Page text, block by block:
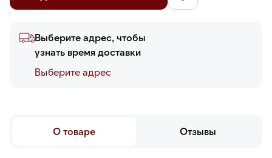
Выберите адрес, чтобы
узнать время доставки
Выберите адреc
О товаре Отзывы